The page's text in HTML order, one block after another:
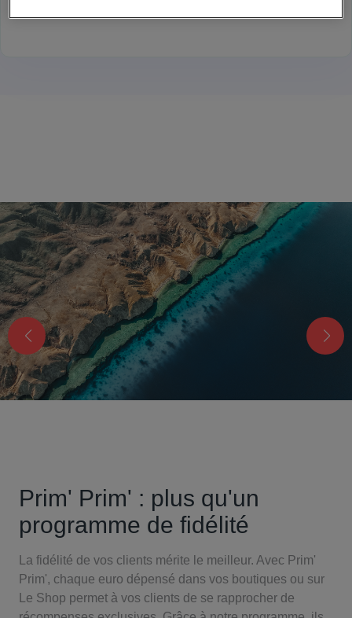
Prim' Prim' : plus qu'un
programme de fidélité
La fidélité de vos clients mérite le meilleur. Avec Prim'
Prim', chaque euro dépensé dans vos boutiques ou sur
Le Shop permet à vos clients de se rapprocher de